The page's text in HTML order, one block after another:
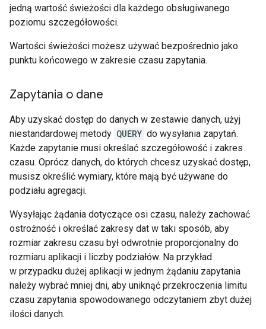
jedną wartość świeżości dla każdego obsługiwanego
poziomu szczegółowości.
Wartości świeżości możesz używać bezpośrednio jako
punktu końcowego w zakresie czasu zapytania.
Zapytania o dane
Aby uzyskać dostęp do danych w zestawie danych, użyj
niestandardowej metody QUERY do wysyłania zapytań.
Każde zapytanie musi określać szczegółowość i zakres
czasu. Oprócz danych, do których chcesz uzyskać dostęp,
musisz określić wymiary, które mają być używane do
podziału agregacji.
Wysyłając żądania dotyczące osi czasu, należy zachować
ostrożność i określać zakresy dat w taki sposób, aby
rozmiar zakresu czasu był odwrotnie proporcjonalny do
rozmiaru aplikacji i liczby podziałów. Na przykład
w przypadku dużej aplikacji w jednym żądaniu zapytania
należy wybrać mniej dni, aby uniknąć przekroczenia limitu
czasu zapytania spowodowanego odczytaniem zbyt dużej
ilości danych.